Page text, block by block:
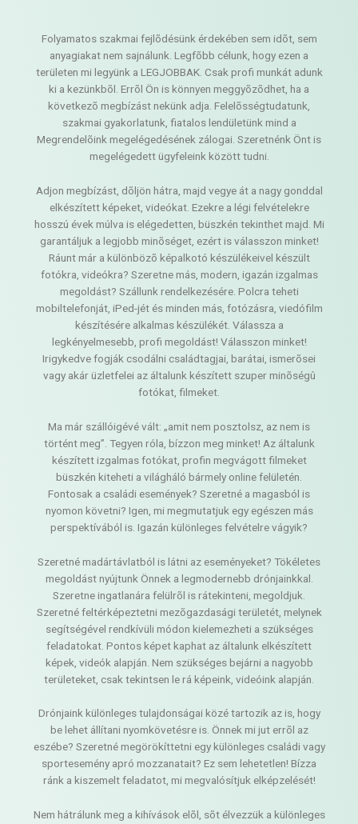
Folyamatos szakmai fejlõdésünk érdekében sem idõt, sem
anyagiakat nem sajnálunk. Legfõbb célunk, hogy ezen a
területen mi legyünk a LEGJOBBAK. Csak profi munkát adunk
ki a kezünkbõl. Errõl Ön is könnyen meggyõzõdhet, ha a
következõ megbízást nekünk adja. Felelõsségtudatunk,
szakmai gyakorlatunk, fiatalos lendületünk mind a
Megrendelõink megelégedésének zálogai. Szeretnénk Önt is
megelégedett ügyfeleink között tudni.
Adjon megbízást, dõljön hátra, majd vegye át a nagy gonddal
elkészített képeket, videókat. Ezekre a légi felvételekre
hosszú évek múlva is elégedetten, büszkén tekinthet majd. Mi
garantáljuk a legjobb minõséget, ezért is válasszon minket!
Ráunt már a különbözõ képalkotó készülékeivel készült
fotókra, videókra? Szeretne más, modern, igazán izgalmas
megoldást? Szállunk rendelkezésére. Polcra teheti
mobiltelefonját, iPed-jét és minden más, fotózásra, viedófilm
készítésére alkalmas készülékét. Válassza a
legkényelmesebb, profi megoldást! Válasszon minket!
Irigykedve fogják csodálni családtagjai, barátai, ismerõsei
vagy akár üzletfelei az általunk készített szuper minõségû
fotókat, filmeket.
Ma már szállóigévé vált: „amit nem posztolsz, az nem is
történt meg”. Tegyen róla, bízzon meg minket! Az általunk
készített izgalmas fotókat, profin megvágott filmeket
büszkén kiteheti a világháló bármely online felületén.
Fontosak a családi események? Szeretné a magasból is
nyomon követni? Igen, mi megmutatjuk egy egészen más
perspektívából is. Igazán különleges felvételre vágyik?
Szeretné madártávlatból is látni az eseményeket? Tökéletes
megoldást nyújtunk Önnek a legmodernebb drónjainkkal.
Szeretne ingatlanára felülrõl is rátekinteni, megoldjuk.
Szeretné feltérképeztetni mezõgazdasági területét, melynek
segítségével rendkívüli módon kielemezheti a szükséges
feladatokat. Pontos képet kaphat az általunk elkészített
képek, videók alapján. Nem szükséges bejárni a nagyobb
területeket, csak tekintsen le rá képeink, videóink alapján.
Drónjaink különleges tulajdonságai közé tartozik az is, hogy
be lehet állítani nyomkövetésre is. Önnek mi jut errõl az
eszébe? Szeretné megörökíttetni egy különleges családi vagy
sportesemény apró mozzanatait? Ez sem lehetetlen! Bízza
ránk a kiszemelt feladatot, mi megvalósítjuk elképzelését!
Nem hátrálunk meg a kihívások elõl, sõt élvezzük a különleges